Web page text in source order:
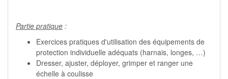
Partie pratique :
Exercices pratiques d'utilisation des équipements de
protection individuelle adéquats (harnais, longes, …)
Dresser, ajuster, déployer, grimper et ranger une
échelle à coulisse